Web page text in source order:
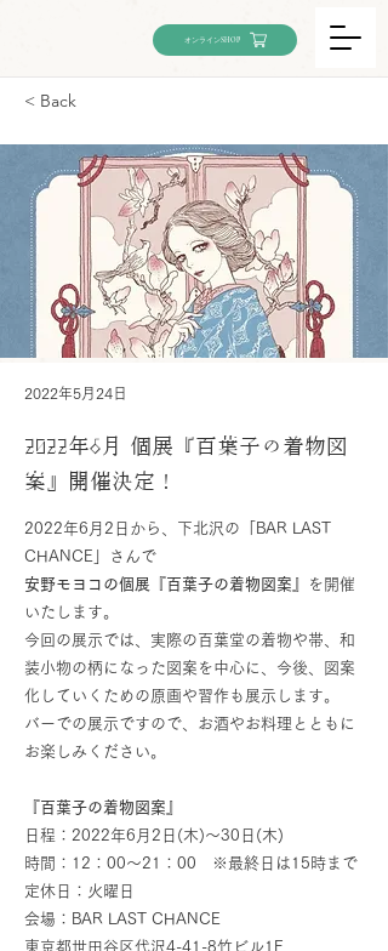
オンラインSHOP
< Back
2022年5月24日
2022年6月 個展『百葉子の着物図
案』開催決定！
2022年6月2日から、下北沢の「
BAR LAST
CHANCE 」さんで
安野モヨコの個展『百葉子の着物図案』
を開催
いたします。
今回の展示では、実際の百葉堂の着物や帯、和
装小物の柄になった図案を中心に、今後、図案
化していくための原画や習作も展示します。
バーでの展示ですので、お酒やお料理とともに
お楽しみください。
『百葉子の着物図案』
日程：2022年6月2日(木)～30日(木)
時間：12：00～21：00 ※最終日は15時まで
定休日：火曜日
会場：BAR LAST CHANCE
東京都世田谷区代沢4-41-8竹ビル1F